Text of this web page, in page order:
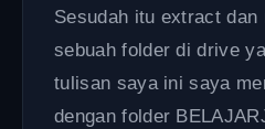
Sesudah itu extract dan
sebuah folder di drive
tulisan saya ini saya
dengan folder